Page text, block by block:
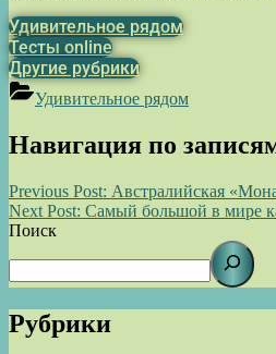
Удивительное рядом
Тесты online
Другие рубрики
Удивительное рядом
Навигация по
Previous Post: Австралийская
Next Post: Самый большой в мире
Поиск
Рубрики